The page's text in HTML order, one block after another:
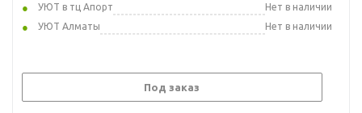
УЮТ в тц Апорт
Нет в наличии
УЮТ Алматы
Нет в наличии
Под заказ